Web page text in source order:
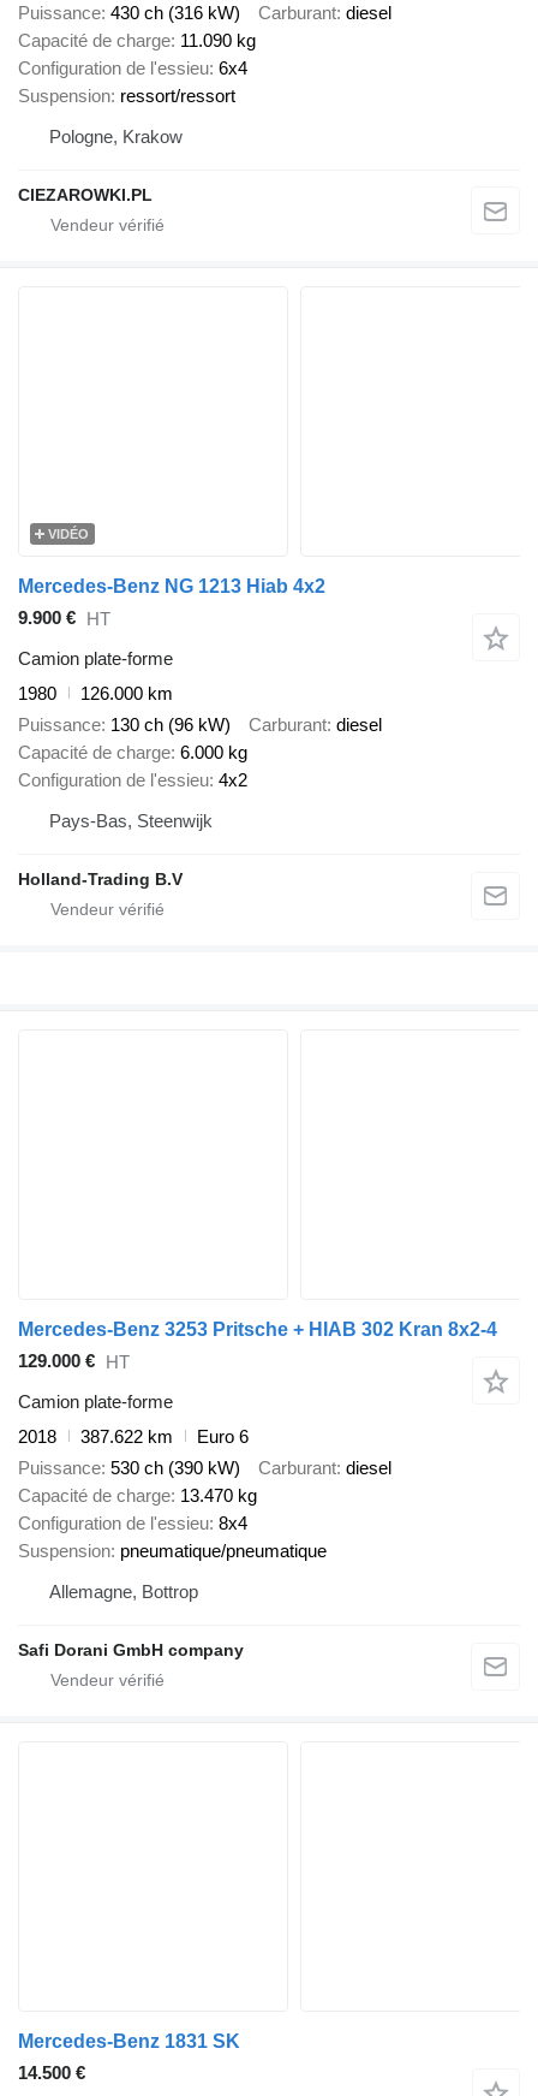
Puissance 430 ch (316 kW) Carburant diesel
Capacité de charge 11.090 kg
Configuration de l'essieu 6x4
Suspension ressort/ressort
Pologne, Krakow
CIEZAROWKI.PL
VIDÉO
Mercedes-Benz NG 1213 Hiab 4x2
9.900 €
HT
Camion plate-forme
1980
126.000 km
Puissance 130 ch (96 kW) Carburant diesel
Capacité de charge 6.000 kg
Configuration de l'essieu 4x2
Pays-Bas, Steenwijk
Holland-Trading B.V
Mercedes-Benz 3253 Pritsche + HIAB 302 Kran 8x2-4
129.000 €
HT
Camion plate-forme
2018
387.622 km
Euro 6
Puissance 530 ch (390 kW) Carburant diesel
Capacité de charge 13.470 kg
Configuration de l'essieu 8x4
Suspension pneumatique/pneumatique
Allemagne, Bottrop
Safi Dorani GmbH company
Mercedes-Benz 1831 SK
14.500 €